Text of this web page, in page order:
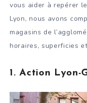
vous aider à repérer
Lyon, nous avons
magasins de
horaires, superficies
1. Action Lyon-